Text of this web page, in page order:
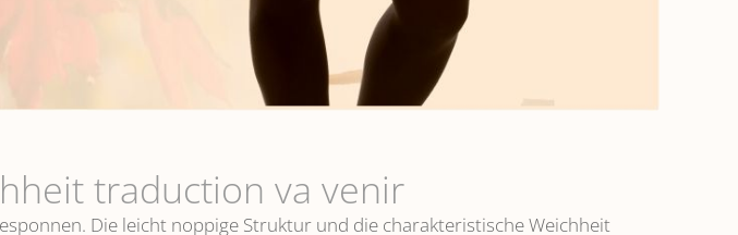
traduction va venir
Die leicht noppige Struktur und die charakteristische Weichheit